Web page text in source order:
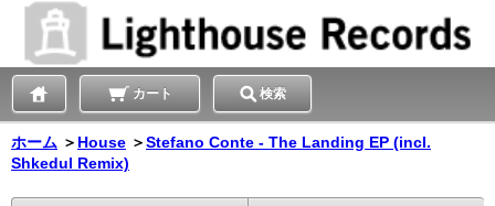
カート 検索
ホーム ＞ House ＞Stefano Conte - The Landing EP (incl.
Shkedul Remix)